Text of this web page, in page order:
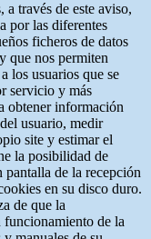
a través de este aviso,
por las diferentes
ficheros de datos
que nos permiten
los usuarios que se
servicio y más
obtener información
usuario, medir
site y estimar el
la posibilidad de
pantalla de la recepción
en su disco duro.
de que la
de la